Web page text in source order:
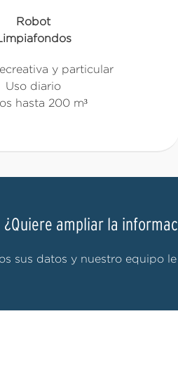
Robot
y particular
Uso diario
hasta 200 m³
¿Quiere ampliar la
sus datos y nuestro equipo